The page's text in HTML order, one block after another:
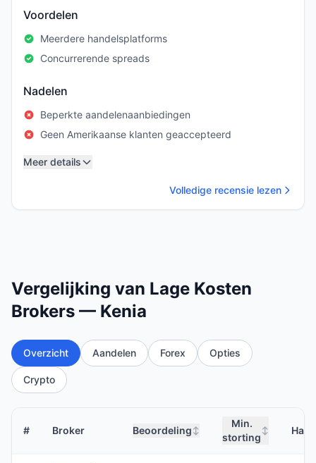
Voordelen
Meerdere handelsplatforms
Concurrerende spreads
Nadelen
Beperkte aandelenaanbiedingen
Geen Amerikaanse klanten geaccepteerd
Meer details
Volledige recensie lezen
Vergelijking van Lage Kosten
Brokers — Kenia
Overzicht Aandelen Forex Opties
Crypto
# Broker Beoordeling ↕
Min.
storting
↕